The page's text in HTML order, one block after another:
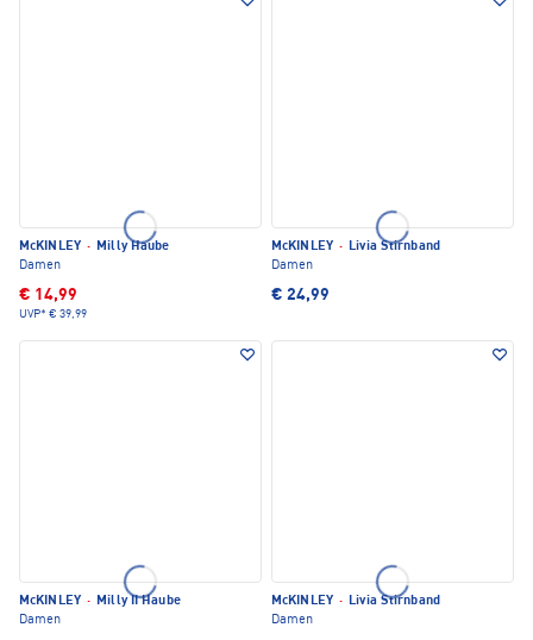
McKINLEY · Milly Haube
Damen
€ 14,99
UVP* € 39,99
McKINLEY · Livia Stirnband
Damen
€ 24,99
McKINLEY · Milly II Haube
Damen
McKINLEY · Livia Stirnband
Damen